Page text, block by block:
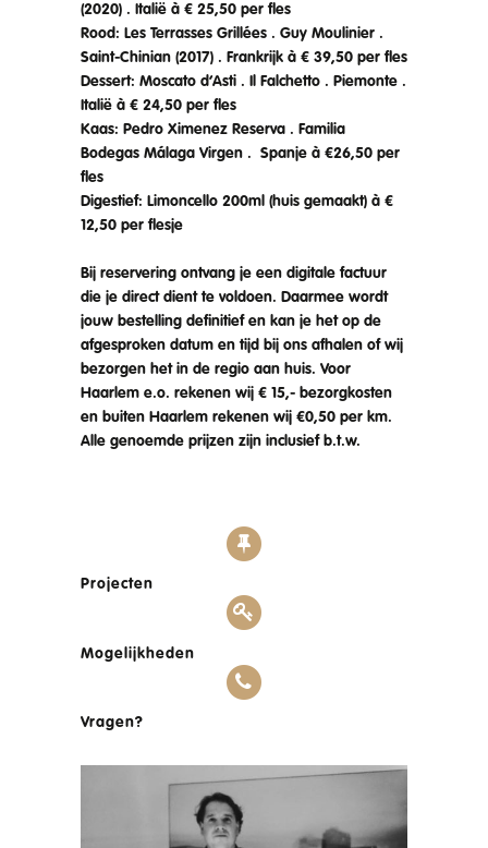
(2020) . Italië à € 25,50 per fles
Rood: Les Terrasses Grillées . Guy Moulinier .
Saint-Chinian (2017) . Frankrijk à € 39,50 per fles
Dessert: Moscato d’Asti . Il Falchetto . Piemonte .
Italië à € 24,50 per fles
Kaas: Pedro Ximenez Reserva . Familia
Bodegas Málaga Virgen . Spanje à €26,50 per
fles
Digestief: Limoncello 200ml (huis gemaakt) à €
12,50 per flesje
Bij reservering ontvang je een digitale factuur
die je direct dient te voldoen. Daarmee wordt
jouw bestelling definitief en kan je het op de
afgesproken datum en tijd bij ons afhalen of wij
bezorgen het in de regio aan huis. Voor
Haarlem e.o. rekenen wij € 15,- bezorgkosten
en buiten Haarlem rekenen wij €0,50 per km.
Alle genoemde prijzen zijn inclusief b.t.w.
Projecten
Mogelijkheden
Vragen?